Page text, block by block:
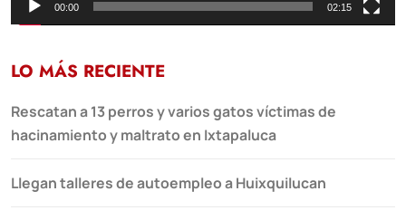
00:00 02:15
LO MÁS RECIENTE
Rescatan a 13 perros y varios gatos víctimas de
hacinamiento y maltrato en Ixtapaluca
Llegan talleres de autoempleo a Huixquilucan